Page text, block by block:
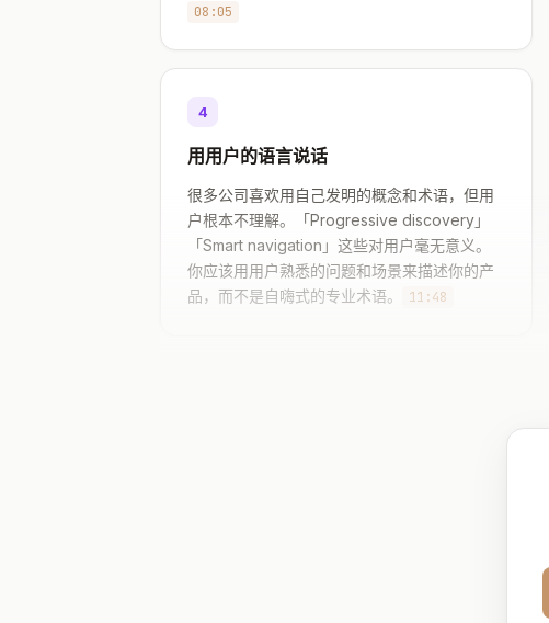
08:05
4
用用户的语言说话
很多公司喜欢用自己发明的概念和术语，但用
户根本不理解。「Progressive discovery」
「Smart navigation」这些对用户毫无意义。
你应该用用户熟悉的问题和场景来描述你的产
品，而不是自嗨式的专业术语。
11:48